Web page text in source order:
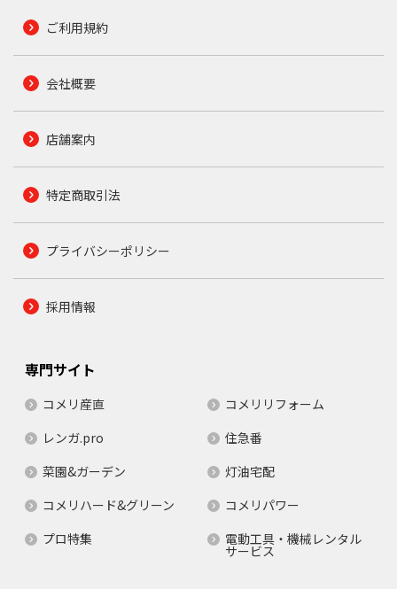
ご利用規約
会社概要
店舗案内
特定商取引法
プライバシーポリシー
採用情報
専門サイト
コメリ産直
コメリリフォーム
レンガ.pro
住急番
菜園&ガーデン
灯油宅配
コメリハード&グリーン
コメリパワー
プロ特集
電動工具・機械レンタル
サービス